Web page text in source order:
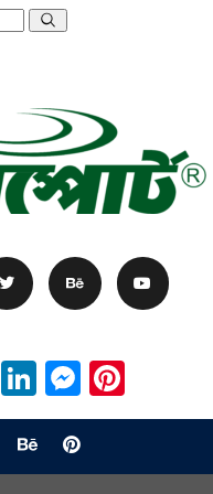
Telegram
LinkedIn
Messenger